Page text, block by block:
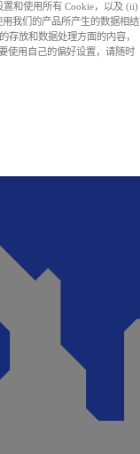
和使用所有 Cookie，以及 (ii)
我们的产品所产生的数据相结
存放和数据处理方面的内容，
使用自己的偏好设置，请随时